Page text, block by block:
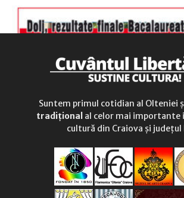
Suntem primul cotidian al Olteniei
tradițional al celor mai
cultură din Craiova și județul